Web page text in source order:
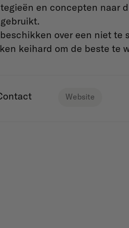
en concepten naar
over een niet te
keihard om de beste te
Website